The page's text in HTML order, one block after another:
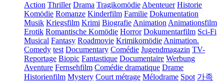
Action Thriller Drama Tragikomödie Abenteuer Historie
Komödie Romanze Kinderfilm Familie Dokumentation
Musik Kriegsfilm Krimi Biografie Animation Animationsfilm
Erotik Romantische Komödie Horror Dokumentarfilm Sci-Fi
Musical Fantasy Roadmovie Krimikomödie Animation.
Comedy test Documentary Comédie Jugendmagazin TV-
Reportage Biopic Fantastique Documentaire Werbung
Aventure Fernsehfilm Comédie dramatique Drame
Historienfilm Mystery Court métrage Mélodrame Spot 가족